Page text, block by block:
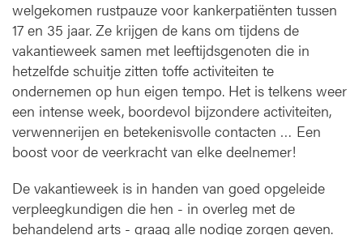
welgekomen rustpauze voor kankerpatiënten tussen
17 en 35 jaar. Ze krijgen de kans om tijdens de
vakantieweek samen met leeftijdsgenoten die in
hetzelfde schuitje zitten toffe activiteiten te
ondernemen op hun eigen tempo. Het is telkens weer
een intense week, boordevol bijzondere activiteiten,
verwennerijen en betekenisvolle contacten … Een
boost voor de veerkracht van elke deelnemer!
De vakantieweek is in handen van goed opgeleide
verpleegkundigen die hen - in overleg met de
behandelend arts - graag alle nodige zorgen geven.